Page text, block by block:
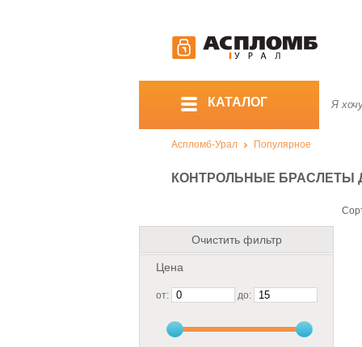
КАТАЛОГ
Аспломб-Урал Популярное
КОНТРОЛЬНЫЕ БРАСЛЕТЫ
Очистить фильтр
Цена
от: до: